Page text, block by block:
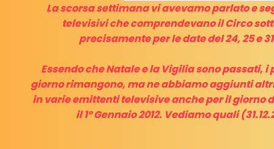
La scorsa settimana vi avevamo parlato e
televisivi che comprendevano il Circo
precisamente per le date del 24, 25 e
Essendo che Natale e la Vigilia sono passati,
giorno rimangono, ma ne abbiamo aggiunti
in varie emittenti televisive anche per il giorno
il 1° Gennaio 2012. Vediamo quali